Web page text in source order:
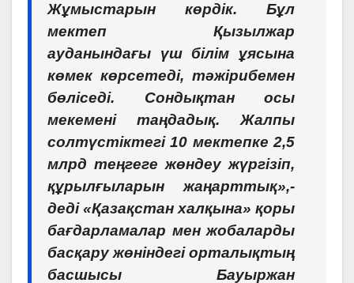
Жұмыстарын көрдік. Бұл
мектеп Қызылжар
ауданындағы үш білім ұясына
көмек көрсетеді, тәжірибемен
бөліседі. Сондықтан осы
мекемені таңдадық. Жалпы
солтүстіктегі 10 мектепке 2,5
млрд теңгеге жөндеу жүргізіп,
құрылғыларын жаңарттық»,-
деді «Қазақстан халқына» қоры
бағдарламалар мен жобаларды
басқару жөніндегі орталықтың
басшысы Бауыржан